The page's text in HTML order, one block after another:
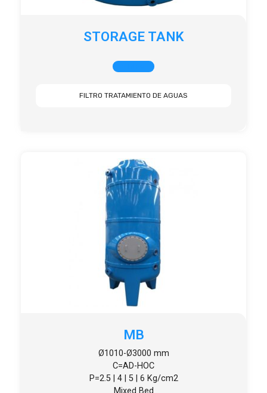
STORAGE TANK
FILTRO TRATAMIENTO DE AGUAS
MB
Ø1010-Ø3000 mm
C=AD-HOC
P=2.5 | 4 | 5 | 6 Kg/cm2